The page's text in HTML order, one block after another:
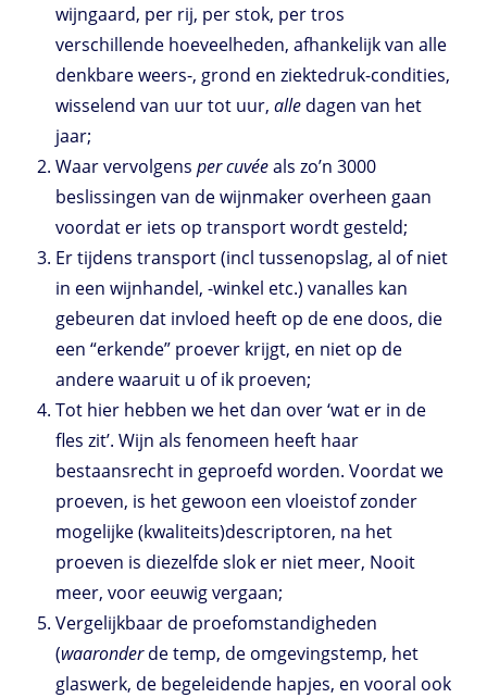
wijngaard, per rij, per stok, per tros
verschillende hoeveelheden, afhankelijk van alle
denkbare weers-, grond en ziektedruk-condities,
wisselend van uur tot uur, alle dagen van het
jaar;
Waar vervolgens per cuvéeals zo’n 3000
beslissingen van de wijnmaker overheen gaan
voordat er iets op transport wordt gesteld;
Er tijdens transport (incl tussenopslag, al of niet
in een wijnhandel, -winkel etc.) vanalles kan
gebeuren dat invloed heeft op de ene doos, die
een “erkende” proever krijgt, en niet op de
andere waaruit u of ik proeven;
Tot hier hebben we het dan over ‘wat er in de
fles zit’. Wijn als fenomeen heeft haar
bestaansrecht in geproefd worden. Voordat we
proeven, is het gewoon een vloeistof zonder
mogelijke (kwaliteits)descriptoren, na het
proeven is diezelfde slok er niet meer, Nooit
meer, voor eeuwig vergaan;
Vergelijkbaar de proefomstandigheden
(waaronderde temp, de omgevingstemp, het
glaswerk, de begeleidende hapjes, en vooral ook